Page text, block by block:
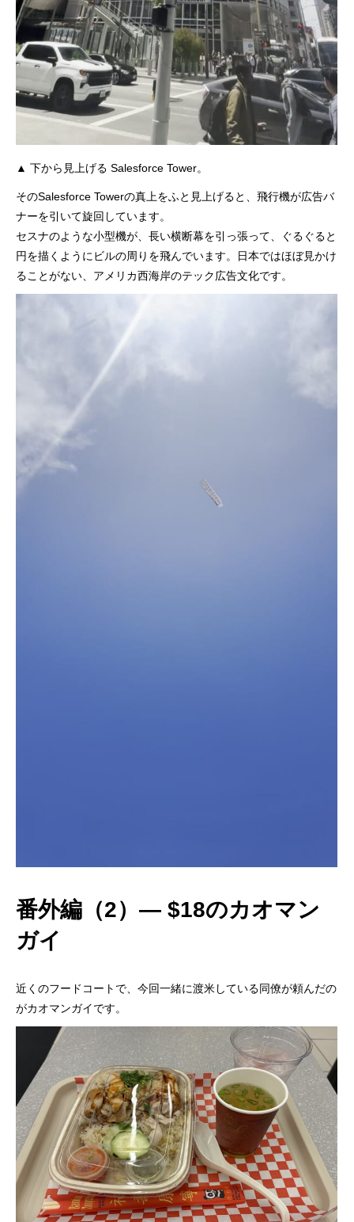
▲ 下から見上げる Salesforce Tower。
そのSalesforce Towerの真上をふと見上げると、飛行機が広告バ
ナーを引いて旋回しています。
セスナのような小型機が、長い横断幕を引っ張って、ぐるぐると
円を描くようにビルの周りを飛んでいます。日本ではほぼ見かけ
ることがない、アメリカ西海岸のテック広告文化です。
番外編（2）― $18のカオマン
ガイ
近くのフードコートで、今回一緒に渡米している同僚が頼んだの
がカオマンガイです。